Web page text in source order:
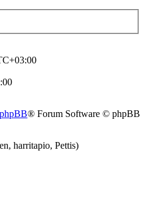
phpBB® Forum Software © phpBB
harritapio, Pettis)